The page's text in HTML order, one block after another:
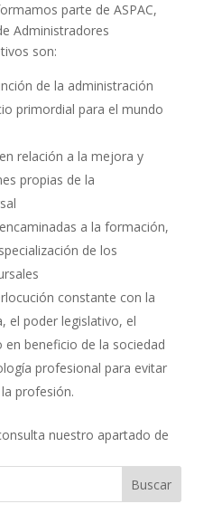
parte de ASPAC,
Administradores
son:
de la administración
primordial para el mundo
relación a la mejora y
propias de la
a la formación,
de los
constante con la
el poder legislativo, el
beneficio de la sociedad
profesional para evitar
profesión.
nuestro apartado de